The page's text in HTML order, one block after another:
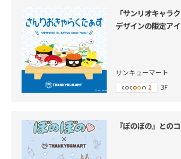
「サンリオキャラ
デザインの限定ア
サンキューマート
3F
『ぼのぼの』との